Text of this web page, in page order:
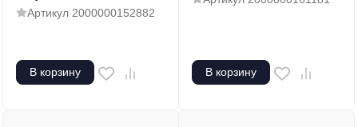
Артикул 2000000152882
В корзину В корзину